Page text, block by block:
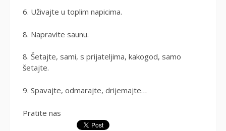
6. Uživajte u toplim napicima.
8. Napravite saunu.
8. Šetajte, sami, s prijateljima, kakogod, samo
šetajte.
9. Spavajte, odmarajte, drijemajte…
Pratite nas